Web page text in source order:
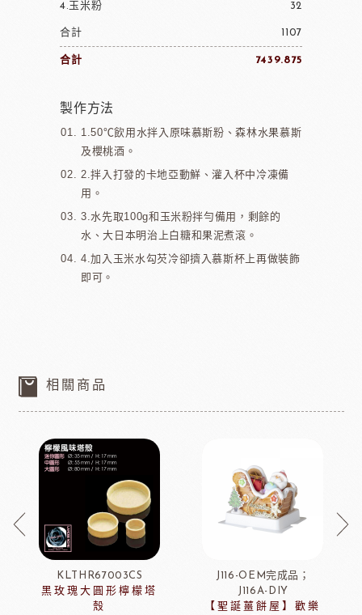
4.玉米粉 32
合計 1107
合計 7439.875
製作方法
1.50℃飲用水拌入原味慕斯粉、森林水果慕斯
及櫻桃酒。
2.拌入打發的卡地亞動鮮、灌入杯中冷凍備
用。
3.水先取100g和玉米粉拌勻備用，剩餘的
水、大日本明治上白糖和果泥煮滾。
4.加入玉米水勾芡冷卻擠入慕斯杯上再做裝飾
即可。
相關商品
KLTHR67003CS
黑玫瑰大圓形檸檬塔
殼
J116-OEM完成品；
J116A-DIY
【聖誕薑餅屋】歡樂